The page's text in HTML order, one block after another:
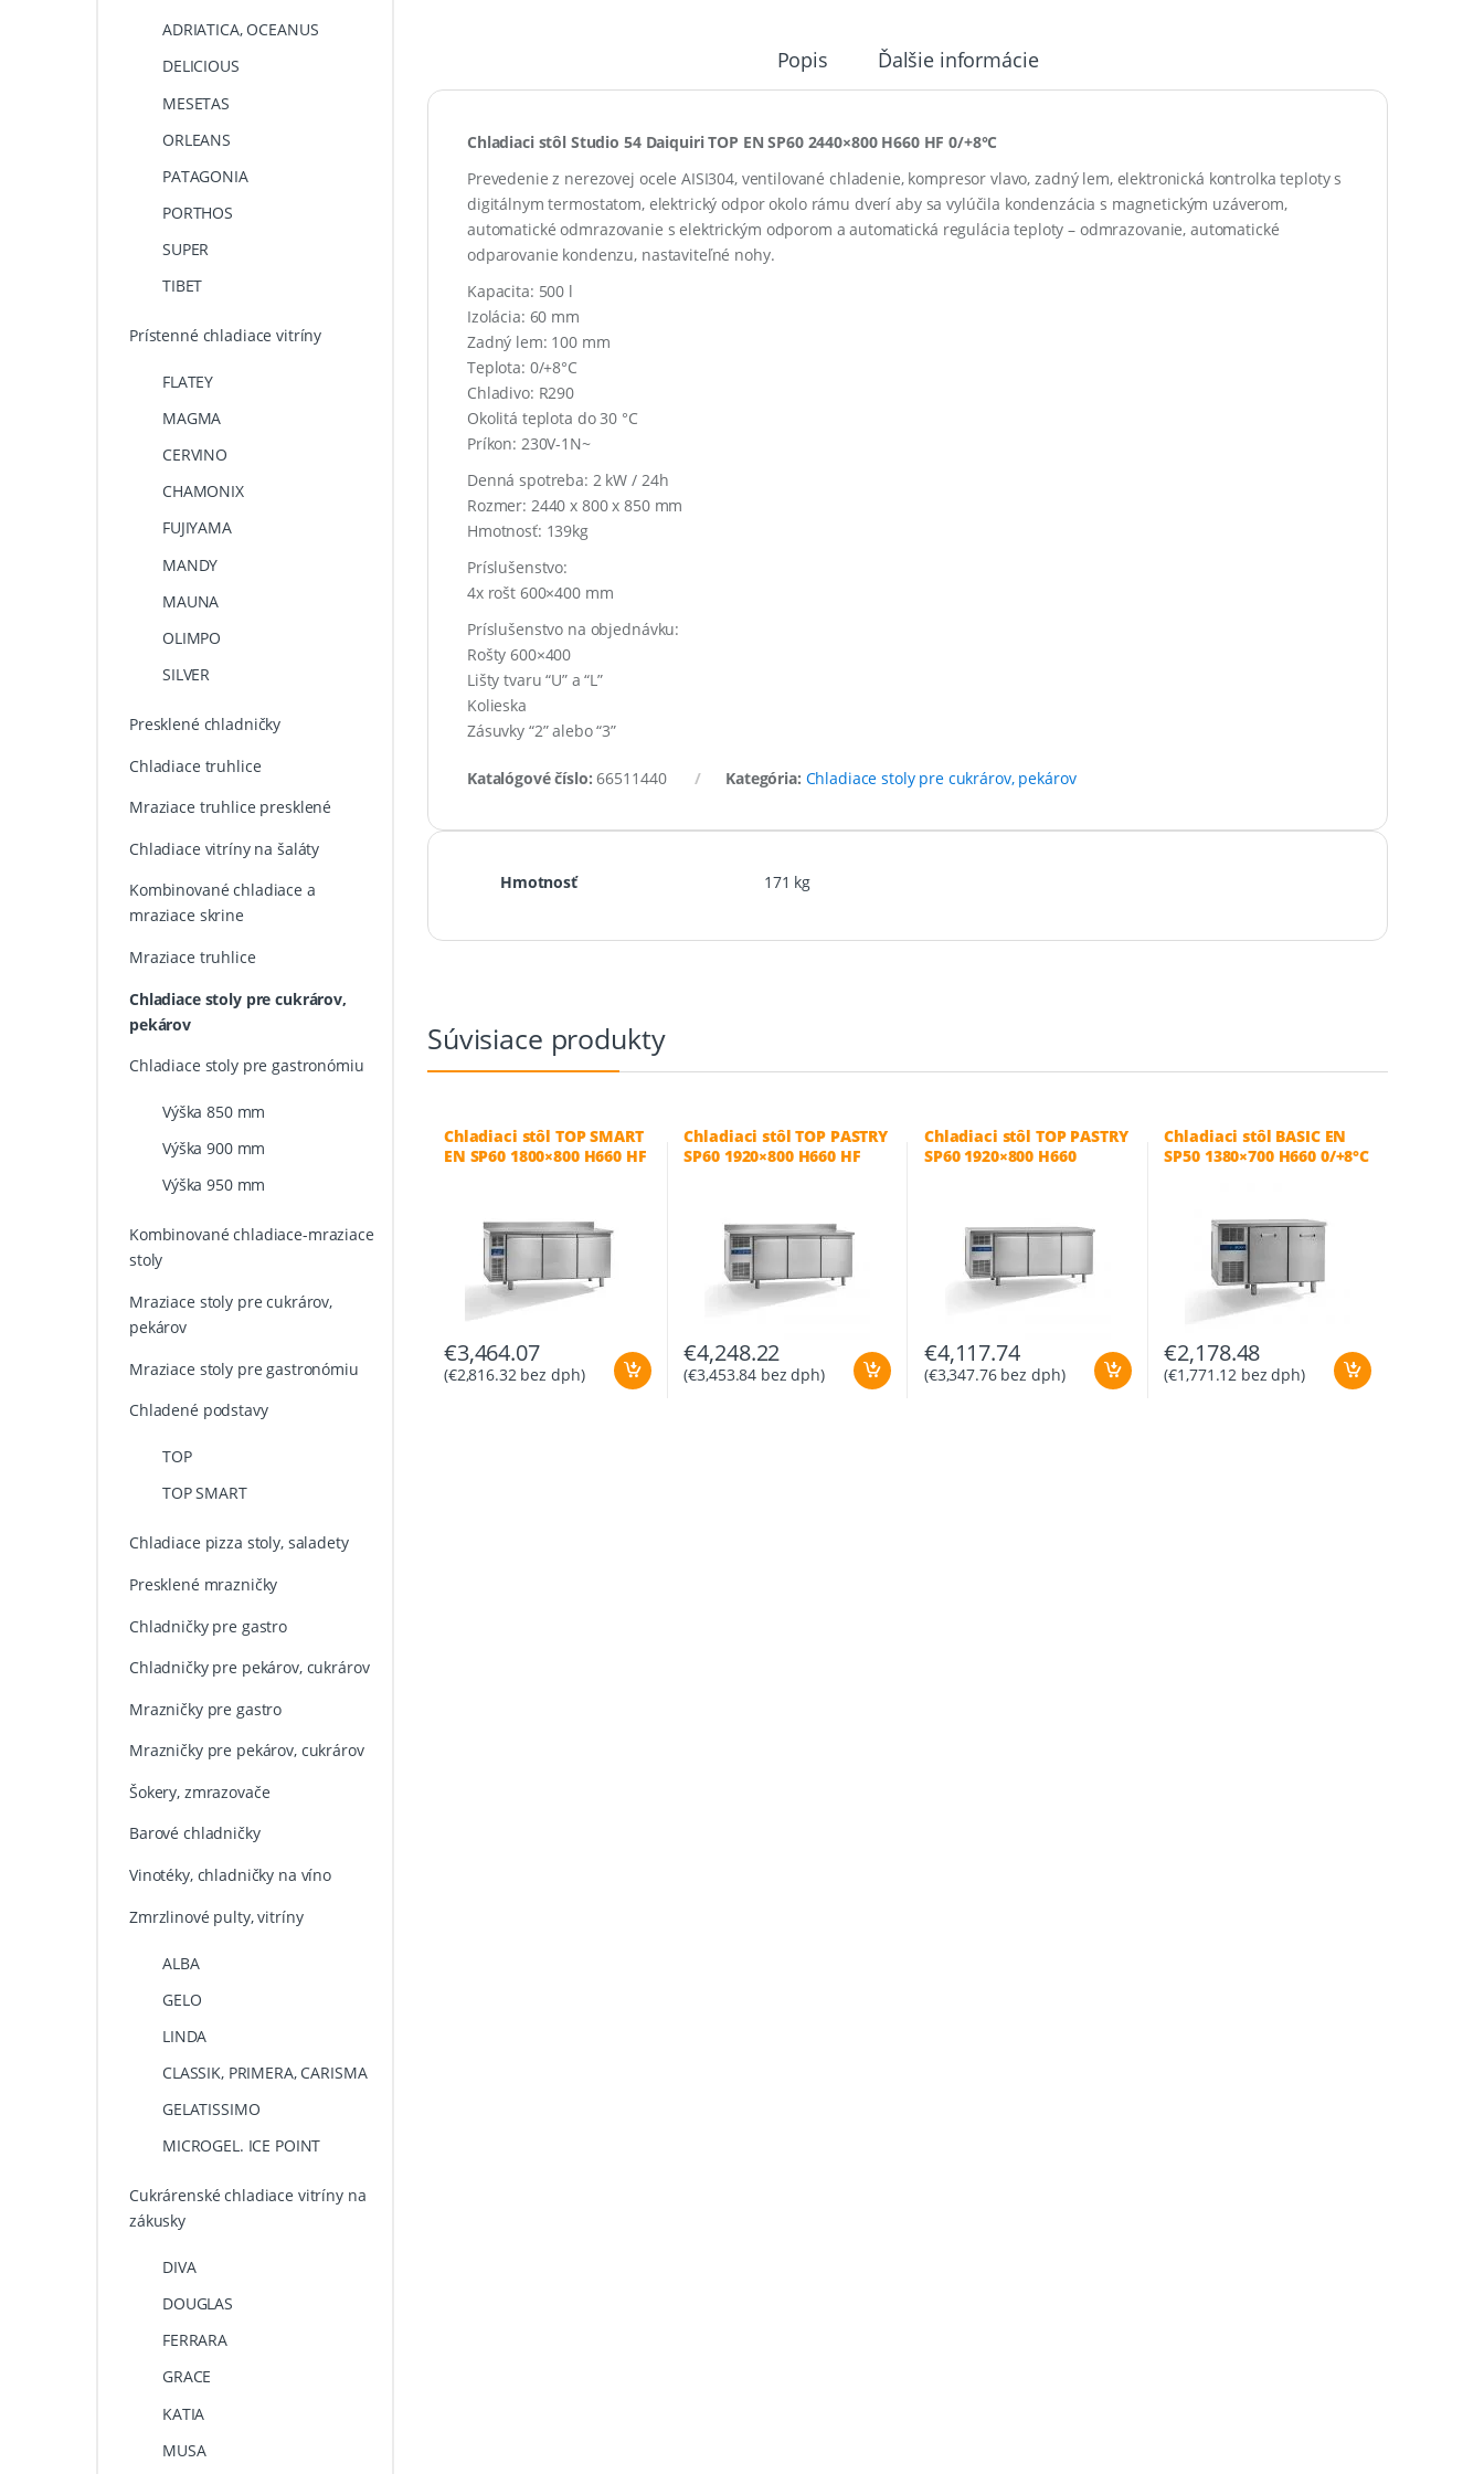
Popis Ďalšie informácie
Chladiaci stôl Studio 54 Daiquiri TOP EN SP60 2440×800 H660 HF 0/+8°C
Prevedenie z nerezovej ocele AISI304, ventilované chladenie, kompresor vlavo, zadný lem, elektronická kontrolka teploty s
digitálnym termostatom, elektrický odpor okolo rámu dverí aby sa vylúčila kondenzácia s magnetickým uzáverom,
automatické odmrazovanie s elektrickým odporom a automatická regulácia teploty – odmrazovanie, automatické
odparovanie kondenzu, nastaviteľné nohy.
Kapacita: 500 l
Izolácia: 60 mm
Zadný lem: 100 mm
Teplota: 0/+8°C
Chladivo: R290
Okolitá teplota do 30 °C
Príkon: 230V-1N~
Denná spotreba: 2 kW / 24h
Rozmer: 2440 x 800 x 850 mm
Hmotnosť: 139kg
Príslušenstvo:
4x rošt 600×400 mm
Príslušenstvo na objednávku:
Rošty 600×400
Lišty tvaru “U” a “L”
Kolieska
Zásuvky “2” alebo “3”
Katalógové číslo:66511440 Kategória: Chladiace stoly pre cukrárov, pekárov
Hmotnosť 171 kg
Súvisiace produkty
Chladiaci stôl TOP SMART
EN SP60 1800×800 H660 HF
€3,464.07
(€2,816.32bez dph)
Chladiaci stôl TOP PASTRY
SP60 1920×800 H660 HF
€4,248.22
(€3,453.84 bez dph)
Chladiaci stôl TOP PASTRY
SP60 1920×800 H660
€4,117.74
(€3,347.76bez dph)
Chladiaci stôl BASIC EN
SP50 1380×700 H660 0/+8°C
€2,178.48
(€1,771.12 bez dph)
ADRIATICA, OCEANUS
DELICIOUS
MESETAS
ORLEANS
PATAGONIA
PORTHOS
SUPER
TIBET
Prístenné chladiace vitríny
FLATEY
MAGMA
CERVINO
CHAMONIX
FUJIYAMA
MANDY
MAUNA
OLIMPO
SILVER
Presklené chladničky
Chladiace truhlice
Mraziace truhlice presklené
Chladiace vitríny na šaláty
Kombinované chladiace a
mraziace skrine
Mraziace truhlice
Chladiace stoly pre cukrárov,
pekárov
Chladiace stoly pre gastronómiu
Výška 850 mm
Výška 900 mm
Výška 950 mm
Kombinované chladiace-mraziace
stoly
Mraziace stoly pre cukrárov,
pekárov
Mraziace stoly pre gastronómiu
Chladené podstavy
TOP
TOP SMART
Chladiace pizza stoly, saladety
Presklené mrazničky
Chladničky pre gastro
Chladničky pre pekárov, cukrárov
Mrazničky pre gastro
Mrazničky pre pekárov, cukrárov
Šokery, zmrazovače
Barové chladničky
Vinotéky, chladničky na víno
Zmrzlinové pulty, vitríny
ALBA
GELO
LINDA
CLASSIK, PRIMERA, CARISMA
GELATISSIMO
MICROGEL. ICE POINT
Cukrárenské chladiace vitríny na
zákusky
DIVA
DOUGLAS
FERRARA
GRACE
KATIA
MUSA